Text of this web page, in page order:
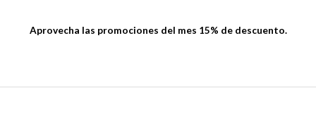
Aprovecha las promociones del mes 15% de descuento.